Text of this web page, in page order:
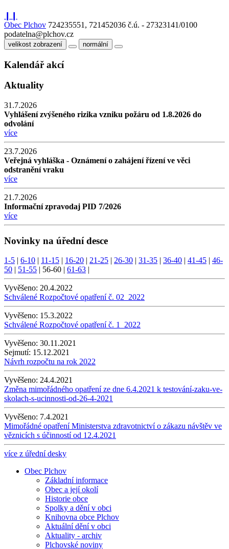
Obec Plchov 724235551, 721452036 č.ú. - 27323141/0100
podatelna@plchov.cz
velikost zobrazení normální
Kalendář akcí
Aktuality
31.7.2026
Vyhlášení zvýšeného rizika vzniku požáru od 1.8.2026 do
odvolání
více
23.7.2026
Veřejná vyhláška - Oznámení o zahájení řízení ve věci
odstranění vraku
více
21.7.2026
Informační zpravodaj PID 7/2026
více
Novinky na úřední desce
1-5 6-10 11-15 16-20 21-25 26-30 31-35 36-40 41-45
46-
50
51-55 56-60 61-63
Vyvěšeno: 20.4.2022
Schválené Rozpočtové opatření č. 02_2022
Vyvěšeno: 15.3.2022
Schválené Rozpočtové opatření č. 1_2022
Vyvěšeno: 30.11.2021
Sejmutí: 15.12.2021
Návrh rozpočtu na rok 2022
Vyvěšeno: 24.4.2021
Změna mimořádného opatření ze dne 6.4.2021 k testování-zaku-ve-
skolach-s-ucinnosti-od-26-4-2021
Vyvěšeno: 7.4.2021
Mimořádné opatření Ministerstva zdravotnictví o zákazu návštěv ve
věznicích s účinností od 12.4.2021
více z úřední desky
Obec Plchov
Základní informace
Obec a její okolí
Historie obce
Spolky a dění v obci
Knihovna obce Plchov
Aktuální dění v obci
Aktuality - archiv
Plchovské noviny